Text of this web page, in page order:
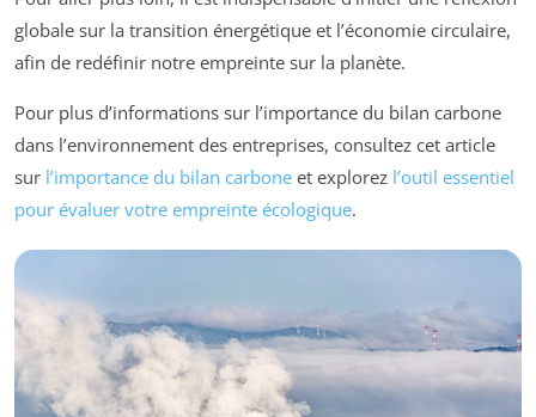
globale sur la transition énergétique et l’économie circulaire,
afin de redéfinir notre empreinte sur la planète.
Pour plus d’informations sur l’importance du bilan carbone
dans l’environnement des entreprises, consultez cet article
sur l’importance du bilan carbone et explorez l’outil essentiel
pour évaluer votre empreinte écologique.